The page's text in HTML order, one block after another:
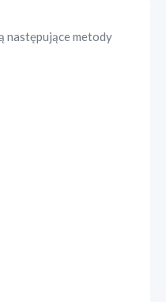
następujące metody